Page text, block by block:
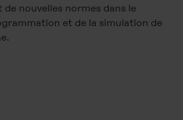
nouvelles normes dans le
et de la simulation de